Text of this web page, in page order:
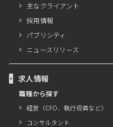
主なクライアント
採用情報
パブリシティ
ニュースリリース
求人情報
職種から探す
経営（CFO、執行役員など）
コンサルタント